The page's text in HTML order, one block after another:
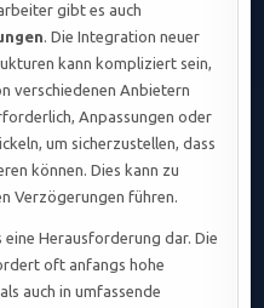
gibt es auch
. Die Integration neuer
kann kompliziert sein,
verschiedenen Anbietern
Anpassungen oder
um sicherzustellen, dass
können. Dies kann zu
Verzögerungen führen.
Herausforderung dar. Die
oft anfangs hohe
auch in umfassende